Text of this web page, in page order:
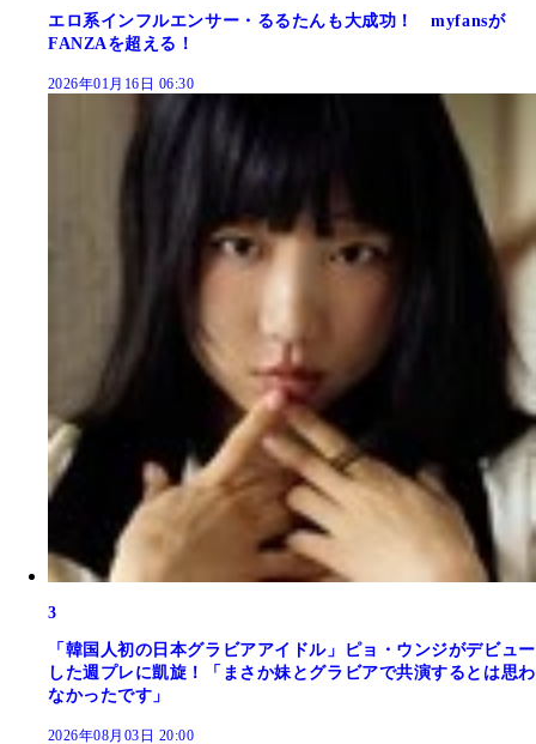
エロ系インフルエンサー・るるたんも大成功！ myfansが
FANZAを超える！
2026年01月16日 06:30
3
「韓国人初の日本グラビアアイドル」ピョ・ウンジがデビュー
した週プレに凱旋！「まさか妹とグラビアで共演するとは思わ
なかったです」
2026年08月03日 20:00